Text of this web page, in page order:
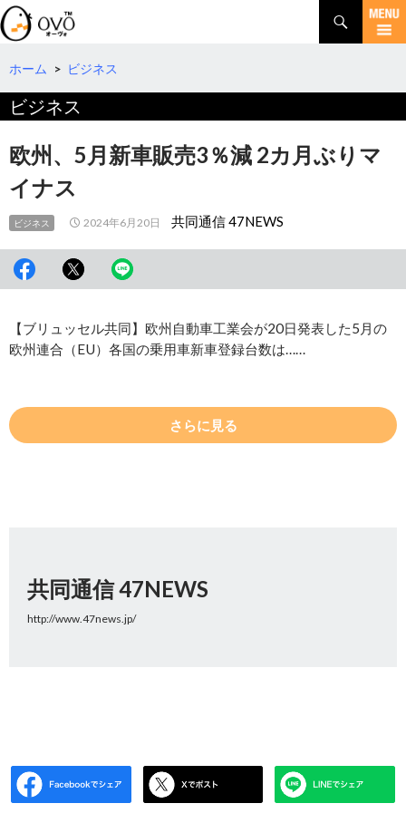
検
索
コ
テ
へ
移
動
ホーム > ビジネス
ビジネス
欧州、5月新車販売3％減 2カ月ぶりマ
イナス
ビジネス 2024年6月20日 共同通信 47NEWS
【ブリュッセル共同】欧州自動車工業会が20日発表した5月の
欧州連合（EU）各国の乗用車新車登録台数は……
さらに見る
共同通信 47NEWS
http://www.47news.jp/